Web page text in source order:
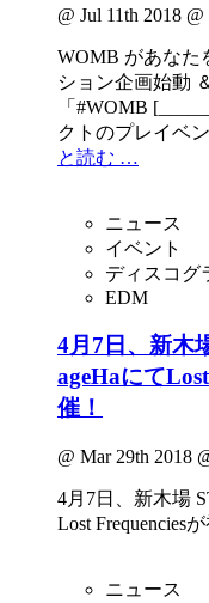
@ Jul 11th 2018
WOMB があなた
ション企画始動
「#WOMB
クトのプレイベ
と読む …
ニュース
イベント
ディスコグ
EDM
4月7日、新木
ageHaにて
催！
@ Mar 29th 2018
4月7日、新木場
Lost Frequencies
ニュース